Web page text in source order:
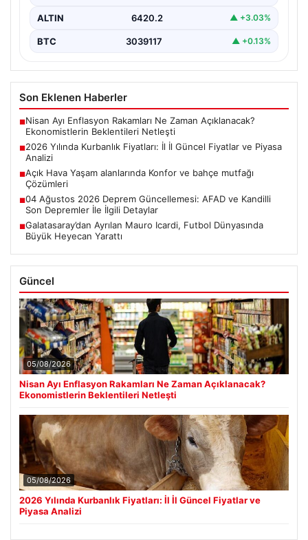
ALTIN 6420.2 ▲ +3.03%
BTC 3039117 ▲ +0.13%
Son Eklenen Haberler
■Nisan Ayı Enflasyon Rakamları Ne Zaman Açıklanacak?
Ekonomistlerin Beklentileri Netleşti
■2026 Yılında Kurbanlık Fiyatları: İl İl Güncel Fiyatlar ve Piyasa
Analizi
■Açık Hava Yaşam alanlarında Konfor ve bahçe mutfağı
Çözümleri
■04 Ağustos 2026 Deprem Güncellemesi: AFAD ve Kandilli
Son Depremler İle İlgili Detaylar
■Galatasaray’dan Ayrılan Mauro Icardi, Futbol Dünyasında
Büyük Heyecan Yarattı
Güncel
05/08/2026
Nisan Ayı Enflasyon Rakamları Ne Zaman Açıklanacak?
Ekonomistlerin Beklentileri Netleşti
05/08/2026
2026 Yılında Kurbanlık Fiyatları: İl İl Güncel Fiyatlar ve
Piyasa Analizi